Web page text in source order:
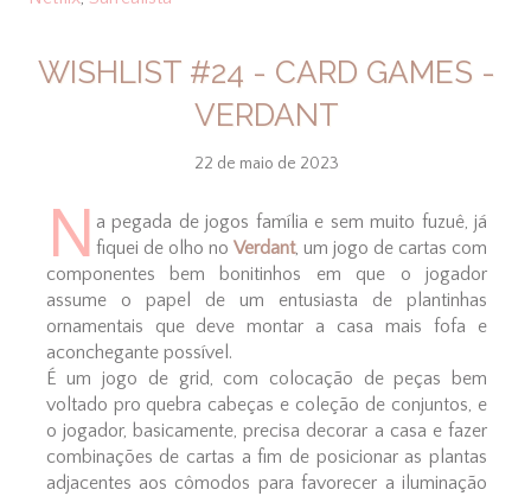
WISHLIST #24 - CARD GAMES -
VERDANT
22 de maio de 2023
N a pegada de jogos família e sem muito fuzuê, já
fiquei de olho no Verdant, um jogo de cartas com
componentes bem bonitinhos em que o jogador
assume o papel de um entusiasta de plantinhas
ornamentais que deve montar a casa mais fofa e
aconchegante possível.
É um jogo de grid, com colocação de peças bem
voltado pro quebra cabeças e coleção de conjuntos, e
o jogador, basicamente, precisa decorar a casa e fazer
combinações de cartas a fim de posicionar as plantas
adjacentes aos cômodos para favorecer a iluminação